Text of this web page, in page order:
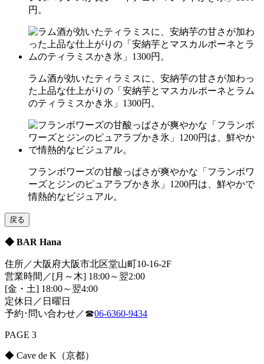
円。
ラム酒が効いたティラミスに、安納芋の甘さが加わっ
た上品な仕上がりの「安納芋とマスカルポーネとラム
のティラミスかき氷」1300円。
フランボワーズの甘酸っぱさが爽やかな「フランボワ
ーズとジンのピュアラブかき氷」1200円は、鮮やかで
情熱的なビジュアル。
戻る
◆ BAR Hana
住所／大阪府大阪市北区堂山町10-16-2F
営業時間／[月～木] 18:00～翌2:00
[金・土] 18:00～翌4:00
定休日／日曜日
予約･問い合わせ／☎06-6360-9434
PAGE 3
◆ Cave de K（京都）